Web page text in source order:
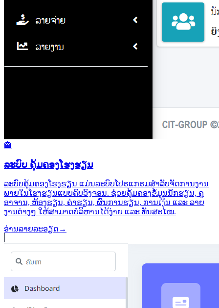
🏤
ລະບົບ ຄຸ້ມຄອງໂຮງຮຽນ
ລະບົບຄຸ້ມຄອງໂຮງຮຽນ ແມ່ນລະບົບໂປຣແກຣມສຳລັບຈັດການງານ
ພາຍໃນໂຮງຮຽນແບບຄົບວົງຈອນ. ຊ່ວຍຄຸ້ມຄອງຂໍ້ມູນນັກຮຽນ, ຄູ
ອາຈານ, ຫ້ອງຮຽນ, ຄ່າຮຽນ, ຜົນການຮຽນ, ການເງິນ ແລະ ລາຍ
ງານຕ່າງໆ ໃຫ້ສາມາດບໍລິຫານໄດ້ງ່າຍ ແລະ ທັນສະໄໝ.
ອ່ານລາຍລະອຽດ →